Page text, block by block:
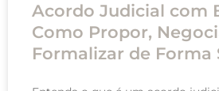
Acordo Judicial com
Como Propor,
Formalizar de Forma